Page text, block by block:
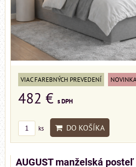
VIAC FAREBNÝCH PREVEDENÍ
482 € s DPH
ks DO KOŠÍKA
AUGUST manželská